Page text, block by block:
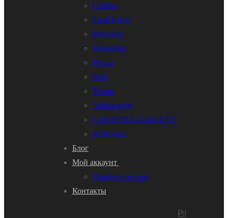
Cadillac
Land Rover
Mercedes
Mitsubishi
Nissan
Opel
Toyota
Volkswagen
LADA-VAZ- GAZ-UAZ
3d Колеса
Блог
Мой аккаунт
Профиль автора
Контакты
₽0